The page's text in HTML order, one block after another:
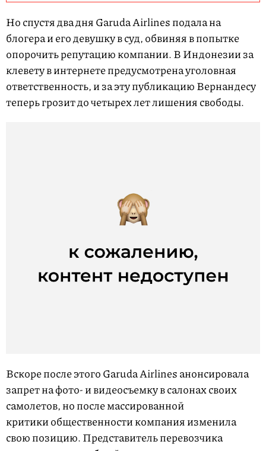
Но спустя два дня Garuda Airlines подала на
блогера и его девушку в суд, обвиняя в попытке
опорочить репутацию компании. В Индонезии за
клевету в интернете предусмотрена уголовная
ответственность, и за эту публикацию Вернандесу
теперь грозит до четырех лет лишения свободы.
Вскоре после этого Garuda Airlines анонсировала
запрет на фото- и видеосъемку в салонах своих
самолетов, но после массированной
критики общественности компания изменила
свою позицию. Представитель перевозчика